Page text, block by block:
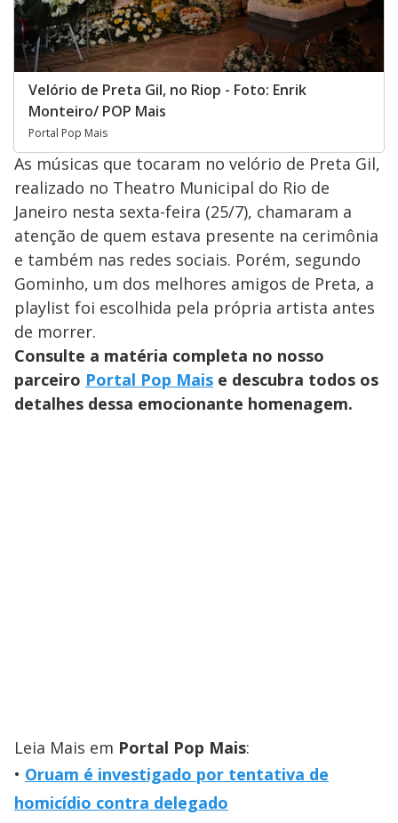
Velório de Preta Gil, no Riop - Foto: Enrik
Monteiro/ POP Mais
Portal Pop Mais
As músicas que tocaram no velório de Preta Gil,
realizado no Theatro Municipal do Rio de
Janeiro nesta sexta-feira (25/7), chamaram a
atenção de quem estava presente na cerimônia
e também nas redes sociais. Porém, segundo
Gominho, um dos melhores amigos de Preta, a
playlist foi escolhida pela própria artista antes
de morrer.
Consulte a matéria completa no nosso
parceiro Portal Pop Mais e descubra todos os
detalhes dessa emocionante homenagem.
Leia Mais em Portal Pop Mais:
Oruam é investigado por tentativa de
homicídio contra delegado